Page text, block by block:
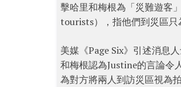
擊哈里和梅根為「災難遊客
tourists），指他們到災區只
美媒《Page Six》引述消息
和梅根認為Justine的言論令
為對方將兩人到訪災區視為